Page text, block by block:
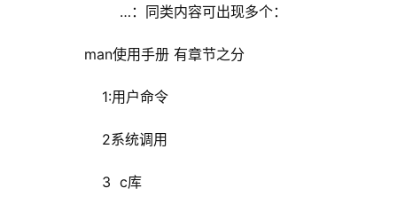
…：同类内容可出现多个：
man使用手册 有章节之分
1:用户命令
2系统调用
3  c库